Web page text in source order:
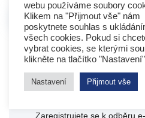
Page navigation
‹ Page
2
5
Page
2
6
2
7
Zajímají Vás aktuální
Zaregistrujete se k odběru
webu používáme soubory
Klikem na "Přijmout vše" nám
poskytnete souhlas s
všech cookies. Pokud si
vybrat cookies, se kterými
klikněte na tlačítko
Nastavení Přijmout vše